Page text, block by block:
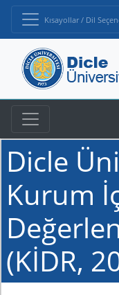
Kısayollar / Dil
Dicle
Kurum
(KİDR,